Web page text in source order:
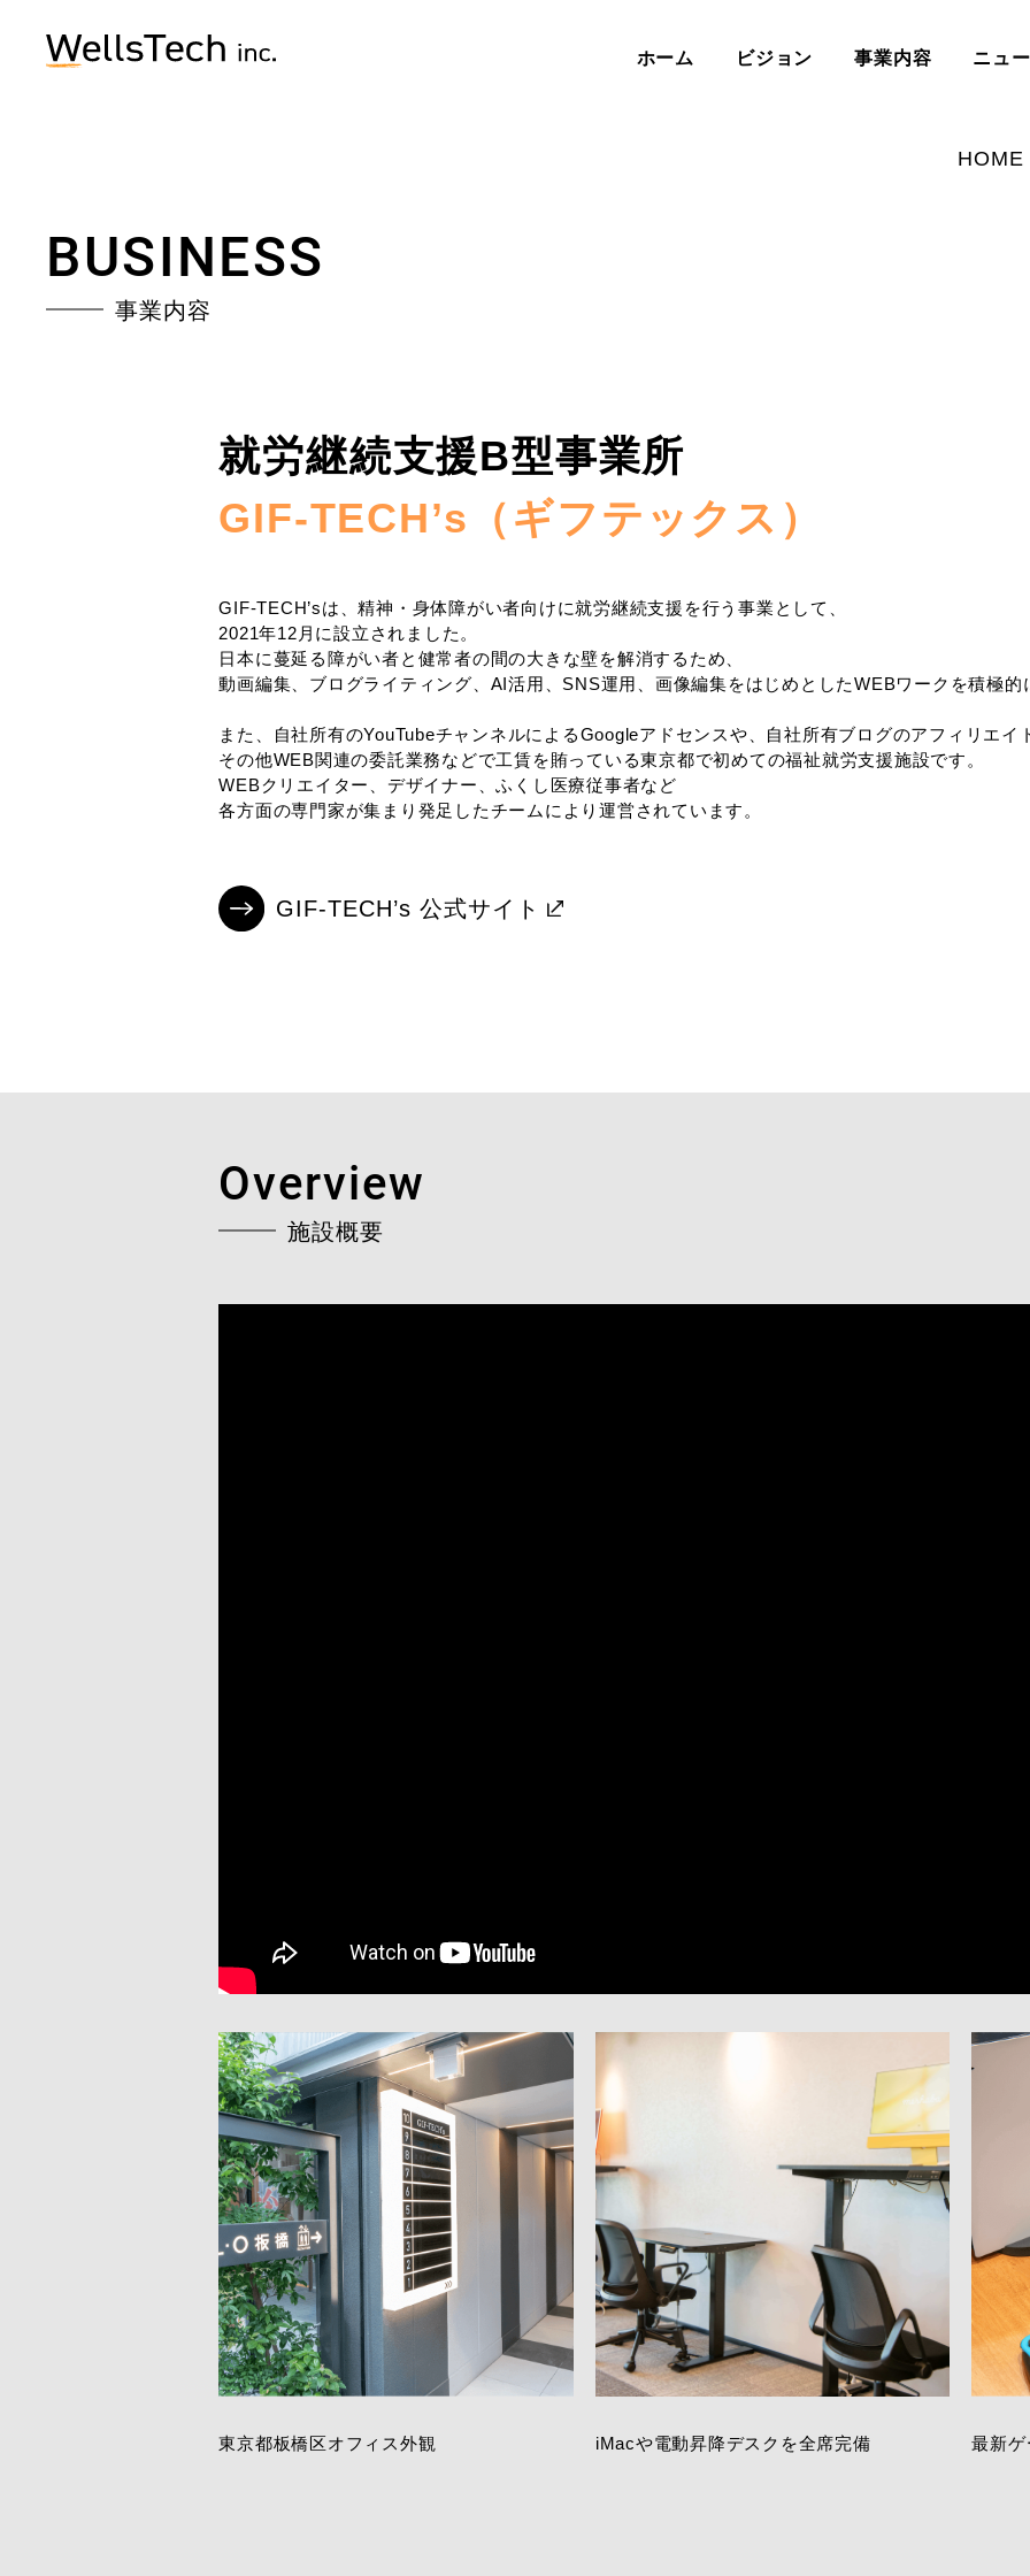
ホーム ビジョン 事業内容 ニュ
ビジョ
事業内容
ニュース
採用情報
お問い
HOME
BUSINESS
事業内容
就労継続支援B型事業所
GIF-TECH’s（ギフテックス）
GIF-TECH’sは、精神・身体障がい者向けに就労継続支援を行う事業として、
2021年12月に設立されました。
日本に蔓延る障がい者と健常者の間の大きな壁を解消するため、
動画編集、ブログライティング、AI活用、SNS運用、画像編集をはじめとしたWEBワークを積極的
また、自社所有のYouTubeチャンネルによるGoogleアドセンスや、自社所有ブログのアフィリエイ
その他WEB関連の委託業務などで工賃を賄っている東京都で初めての福祉就労支援施設です。
WEBクリエイター、デザイナー、ふくし医療従事者など
各方面の専門家が集まり発足したチームにより運営されています。
GIF-TECH’s 公式サイト
Overview
施設概要
東京都板橋区オフィス外観 iMacや電動昇降デスクを全席完備 最新